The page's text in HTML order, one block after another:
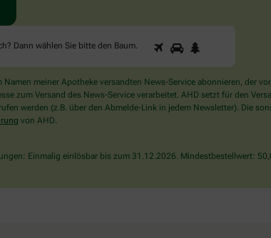
Dann wählen Sie bitte den Baum.
Sind
Sie
Mensch?
Dann
wählen
Baum.
1 2
Namen meiner Apotheke versandten News-Service abonnieren, der
zum Versand des News-Service verarbeitet. AHD setzt für den
werden (z.B. über den Abmelde-Link in jedem Newsletter). Die
von AHD.
Einmalig einlösbar bis zum 31.12.2026. Mindestbestellwert: